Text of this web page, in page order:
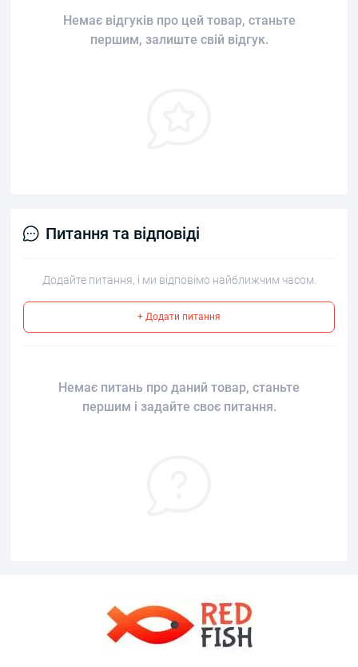
Немає відгуків про цей товар, станьте
першим, залиште свій відгук.
Питання та відповіді
Додайте питання, і ми відповімо найближчим часом.
+ Додати питання
Немає питань про даний товар, станьте
першим і задайте своє питання.